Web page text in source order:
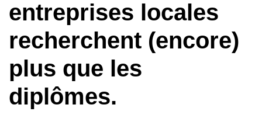
entreprises locales
recherchent (encore)
plus que les
diplômes.